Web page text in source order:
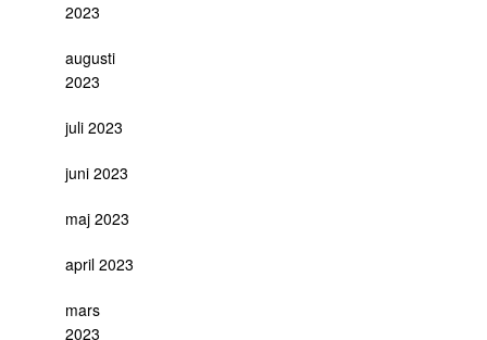
2023
augusti
2023
juli 2023
juni 2023
maj 2023
april 2023
mars
2023